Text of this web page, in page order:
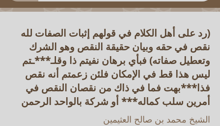
(رد على أهل الكلام في قولهم إثبات الصفات لله
نقص في حقه وبيان حقيقة النقص وهو الشرك
وتعطيل صفاته) فبأي برهان نفيتم ذا وقلـ***ـتم
ليس هذا قط في الإمكان فلئن زعمتم أنه نقص
فذا***بهت فما في ذاك من نقصان النقص في
أمرين سلب كماله*** أو شركة بالواحد الرحمن
الشيخ محمد بن صالح العثيمين